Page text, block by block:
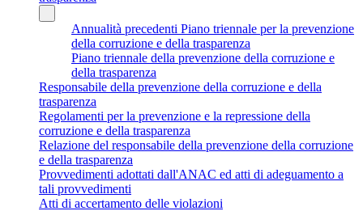
Annualità precedenti Piano triennale per la prevenzione
della corruzione e della trasparenza
Piano triennale della prevenzione della corruzione e
della trasparenza
Responsabile della prevenzione della corruzione e della
trasparenza
Regolamenti per la prevenzione e la repressione della
corruzione e della trasparenza
Relazione del responsabile della prevenzione della corruzione
e della trasparenza
Provvedimenti adottati dall'ANAC ed atti di adeguamento a
tali provvedimenti
Atti di accertamento delle violazioni